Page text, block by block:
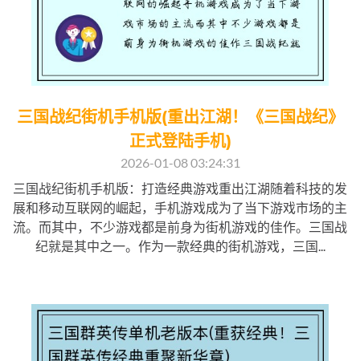
三国战纪街机手机版(重出江湖！《三国战纪》
正式登陆手机)
2026-01-08 03:24:31
三国战纪街机手机版：打造经典游戏重出江湖随着科技的发
展和移动互联网的崛起，手机游戏成为了当下游戏市场的主
流。而其中，不少游戏都是前身为街机游戏的佳作。三国战
纪就是其中之一。作为一款经典的街机游戏，三国...